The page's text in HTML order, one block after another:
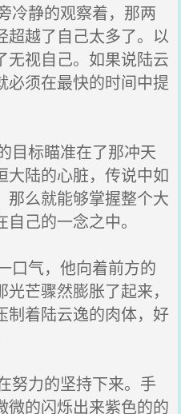
冷静的观察着，那两
超越了自己太多了。以
无视自己。如果说陆云
必须在最快的时间中提
目标瞄准在了那冲天
大陆的心脏，传说中如
那么就能够掌握整个大
己的一念之中。
口气，他向着前方的
芒骤然膨胀了起来，
制着陆云逸的肉体，好
努力的坚持下来。手
微的闪烁出来紫色的的